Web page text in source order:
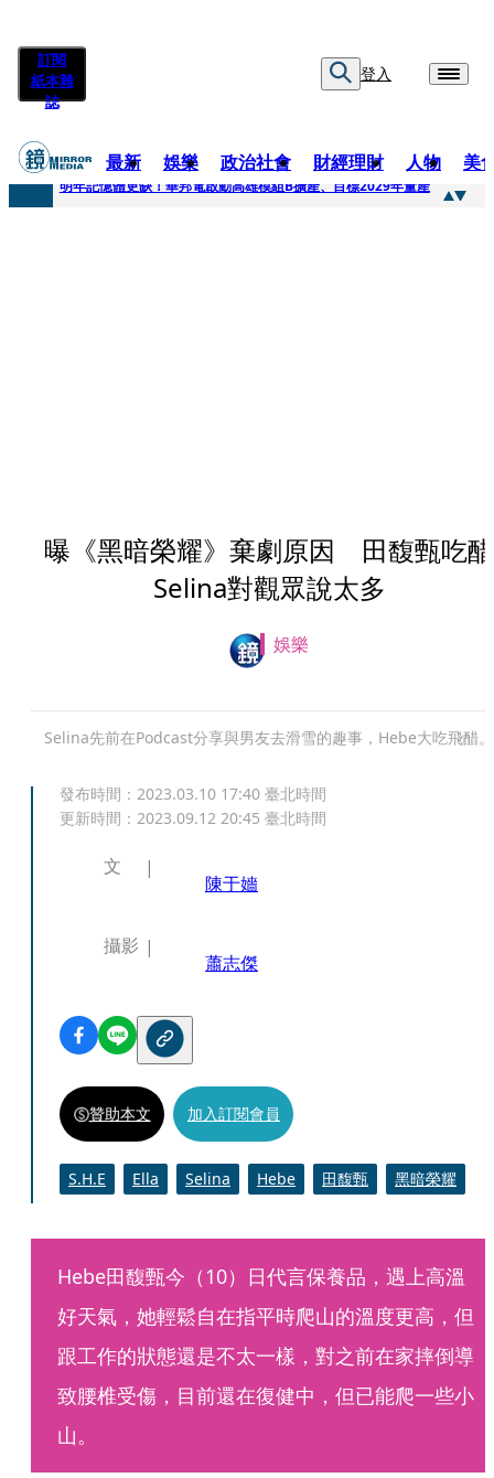
訂閱
紙本雜
誌
登入
最新 娛樂 政治社會 財經理財 人物 美
快訊
明年記憶體更缺！華邦電啟動高雄模組B擴產、目標2029年量產
曝《黑暗榮耀》棄劇原因 田馥甄吃醋
Selina對觀眾說太多
娛樂
Selina先前在Podcast分享與男友去滑雪的趣事，Hebe大吃飛醋。
發布時間： 2023.03.10 17:40 臺北時間
更新時間： 2023.09.12 20:45 臺北時間
文
陳于嬙
攝影
蕭志傑
贊助本文 加入訂閱會員
S.H.E Ella Selina Hebe 田馥甄 黑暗榮耀
Hebe田馥甄今（10）日代言保養品，遇上高溫
好天氣，她輕鬆自在指平時爬山的溫度更高，但
跟工作的狀態還是不太一樣，對之前在家摔倒導
致腰椎受傷，目前還在復健中，但已能爬一些小
山。